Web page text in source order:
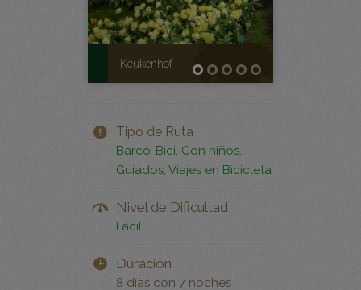
Guiados ,Viajes en Bicicleta
Nivel de Dificultad
Duración
Inicio - Destino